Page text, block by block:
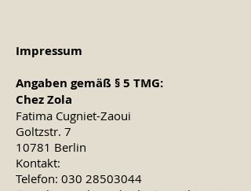
Impressum
Angaben gemäß § 5 TMG:
Chez Zola
Fatima Cugniet-Zaoui
Goltzstr. 7
10781 Berlin
Kontakt:
Telefon: 030 28503044